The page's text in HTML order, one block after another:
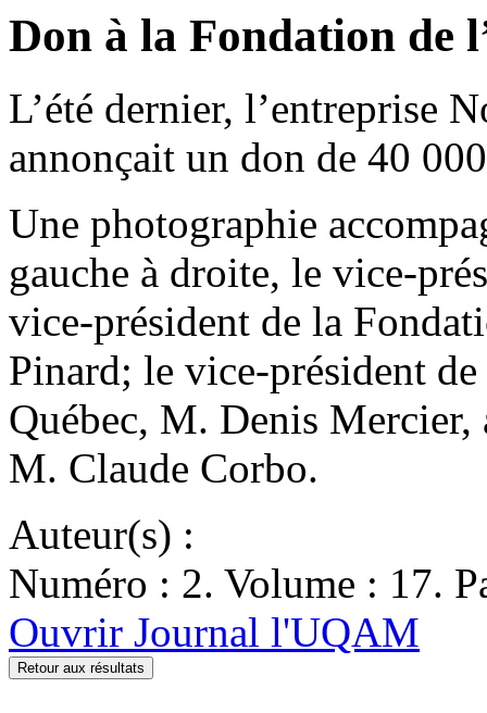
Don à la Fondation de
L’été dernier, l’entreprise
annonçait un don de 40
Une photographie
gauche à droite, le vice-
vice-président de la
Pinard; le vice-président
Québec, M. Denis
M. Claude Corbo.
Auteur(s) :
Numéro : 2. Volume : 17.
Ouvrir Journal l'UQAM
Retour aux résultats